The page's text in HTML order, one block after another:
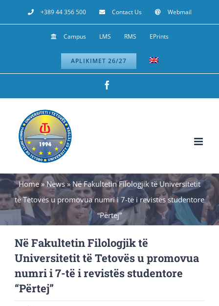
to
+389 44 356 500 Contact Us Webmail
Campus LMS RMS EPrints
APLIKIMET 26/27
Home»News» Në Fakultetin Filologjik të Universitetit
të Tetovës u promovua numri i 7-të i revistës studentore
“Përtej”
Në Fakultetin Filologjik të
Universitetit të Tetovës u promovua
numri i 7-të i revistës studentore
“Përtej”